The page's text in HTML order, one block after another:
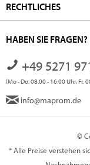
RECHTLICHES
HABEN SIE FRAGEN?
+49 5271
(Mo - Do. 08.00 - 16.00 Uhr, Fr.
info@maprom.de
©
* Alle Preise verstehen